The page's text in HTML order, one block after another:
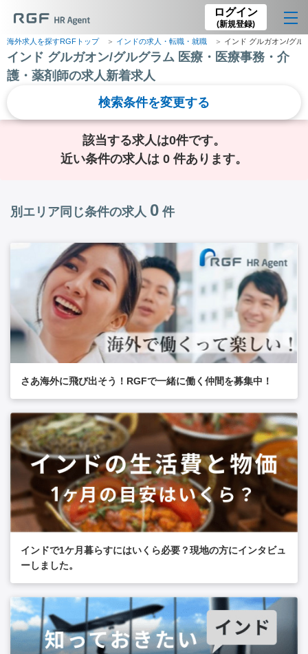
ログイン
(新規登録)
海外求人を探すRGFトップ インドの求人・転職・就職 インド グルガオン/グル
インド グルガオン/グルグラム 医療・医療事務・介
護・薬剤師の求人新着求人
検索条件を変更する
該当する求人は0件です。
近い条件の求人は 0 件あります。
別エリア同じ条件の求人 0 件
さあ海外に飛び出そう！RGFで一緒に働く仲間を募集中！
インドで1ケ月暮らすにはいくら必要？現地の方にインタビュ
ーしました。